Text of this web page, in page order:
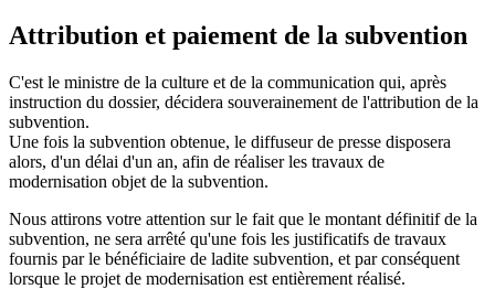
Attribution et paiement de la subvention
C'est le ministre de la culture et de la communication qui, après
instruction du dossier, décidera souverainement de l'attribution de la
subvention.
Une fois la subvention obtenue, le diffuseur de presse disposera
alors, d'un délai d'un an, afin de réaliser les travaux de
modernisation objet de la subvention.
Nous attirons votre attention sur le fait que le montant définitif de la
subvention, ne sera arrêté qu'une fois les justificatifs de travaux
fournis par le bénéficiaire de ladite subvention, et par conséquent
lorsque le projet de modernisation est entièrement réalisé.